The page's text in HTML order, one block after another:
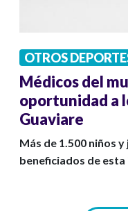
OTROS
Médicos del
oportunidad a
Guaviare
Más de 1.500 niños
beneficiados de